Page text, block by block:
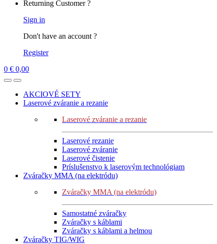
Returning Customer ?
Sign in
Don't have an account ?
Register
0 € 0,00
AKCIOVÉ SETY
Laserové zváranie a rezanie
Laserové zváranie a rezanie
Laserové rezanie
Laserové zváranie
Laserové čistenie
Príslušenstvo k laserovým technológiam
Zváračky MMA (na elektródu)
Zváračky MMA (na elektródu)
Samostatné zváračky
Zváračky s káblami
Zváračky s káblami a helmou
Zváračky TIG/WIG